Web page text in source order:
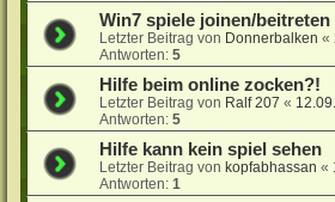
Win7 spiele joinen/beitreten
Letzter Beitrag von Donnerbalken «
Antworten:5
Hilfe beim online zocken?!
Letzter Beitrag von Ralf 207 «
Antworten:5
Hilfe kann kein spiel sehen
Letzter Beitrag von kopfabhassan «
Antworten:1